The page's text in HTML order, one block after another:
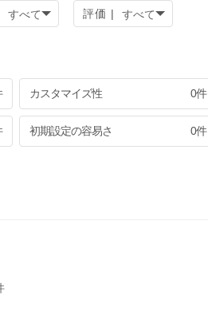
評価 |
カスタマイズ性 0件
初期設定の容易さ 0件